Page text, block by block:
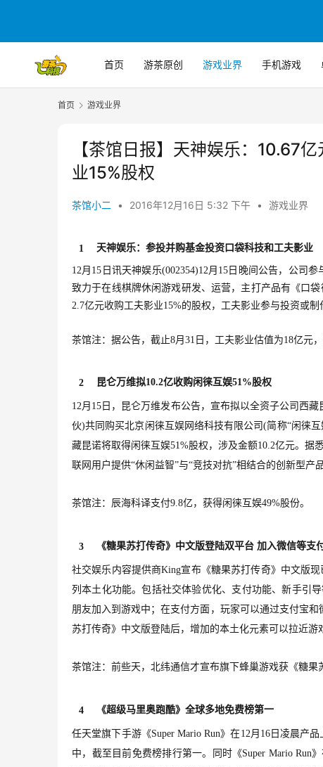
首页 游茶原创 游戏业界 手机游戏
首页 游戏业界
【茶馆日报】天神娱乐：10.67
业15%股权
茶馆小二 • 2016年12月16日 5:32 下午 • 游戏业界
1 天神娱乐：参投并购基金投资口袋科技和工夫影业
12月15日讯天神娱乐(002354)12月15日晚间公告，公司
致力于在线棋牌休闲游戏研发、运营，主打产品有《口
2.7亿元收购工夫影业15%的股权，工夫影业参与投资或
茶馆注：据公告，截止8月31日，工夫影业估值为18亿元
2 昆仑万维拟10.2亿收购闲徕互娱51%股权
12月15日，昆仑万维发布公告，宣布拟以全资子公司西
伙)共同购买北京闲徕互娱网络科技有限公司(简称“闲徕
藏昆诺将取得闲徕互娱51%股权，涉及金额10.2亿元。据
联网用户提供“休闲益智”与“竞技对抗”相结合的创新型产品
茶馆注：辰海科译支付9.8亿，获得闲徕互娱49%股份。
3 《糖果苏打传奇》中文版登陆双平台 加入微信等支
社交娱乐内容提供商King宣布《糖果苏打传奇》中文版
列本土化功能。包括社交体验优化、支付功能、新手引
朋友加入到游戏中；在支付方面，玩家可以通过支付宝
苏打传奇》中文版登陆后，增加的本土化元素可以拉近游
茶馆注：前些天，北纬通信才宣布旗下蜂巢游戏获《糖果
4 《超级马里奥跑酷》全球多地免费榜第一
任天堂旗下手游《Super Mario Run》在12月16日凌晨产
中，截至目前免费榜排行第一。同时《Super Mario Run